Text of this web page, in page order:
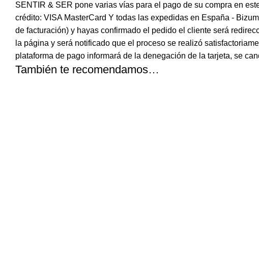
SENTIR & SER pone varias vías para el pago de su compra en
crédito: VISA MasterCard Y todas las expedidas en España -
de facturación) y hayas confirmado el pedido el cliente será
la página y será notificado que el proceso se realizó
plataforma de pago informará de la denegación de la tarjeta, se
También te recomendamos…